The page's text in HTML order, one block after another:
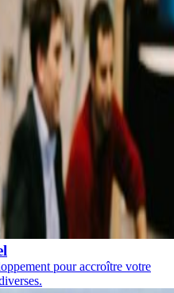
pour accroître votre